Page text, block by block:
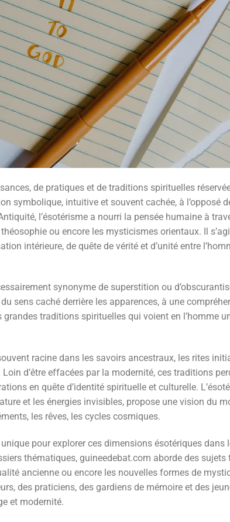
de pratiques et de traditions spirituelles
symbolique, intuitive et souvent cachée, à l’opposé
l’ésotérisme a nourri la pensée humaine à
ou encore les mysticismes orientaux. Il
intérieure, de quête de vérité et d’unité entre
synonyme de superstition ou
sens caché derrière les apparences, à une
traditions spirituelles qui voient en l’homme
racine dans les savoirs ancestraux, les rites
d’être effacées par la modernité, ces traditions
en quête d’identité spirituelle et culturelle.
et les énergies invisibles, propose une vision du
les rêves, les cycles cosmiques.
pour explorer ces dimensions ésotériques dans
thématiques, guineedebat.com aborde des sujets
ancienne ou encore les nouvelles formes de
des praticiens, des gardiens de mémoire et des
et modernité.